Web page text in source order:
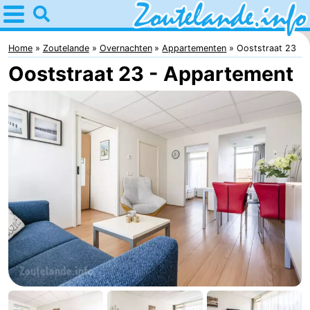
Home
Zoutelande
Tips
Voor
kinderen
Webcam
Langstraat
Webcam
Strand
Overnachten
Appartementen
Bed
Home Zoutelande Overnachten Appartementen Ooststraat 23
Ooststraat 23 - Appartement